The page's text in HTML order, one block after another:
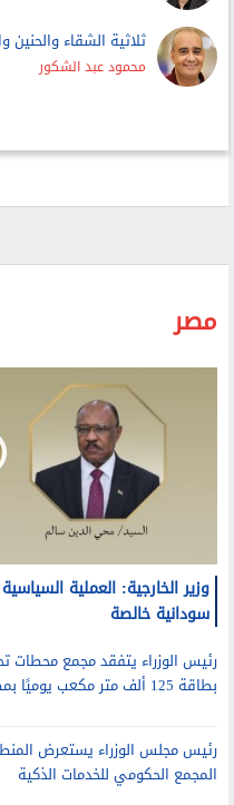
ثلاثية الشقاء والحنين
محمود عبد الشكور
مصر
وزير الخارجية: العملية
سودانية خالصة
رئيس الوزراء يتفقد مجمع محطات
بطاقة 125 ألف متر مكعب يوميًا بمطروح
رئيس مجلس الوزراء يستعرض
المجمع الحكومي للخدمات الذكية